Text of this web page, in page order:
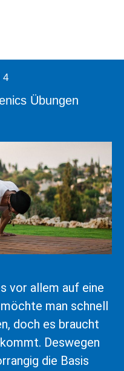
4
Übungen
vor allem auf eine
man schnell
doch es braucht
Deswegen
die Basis